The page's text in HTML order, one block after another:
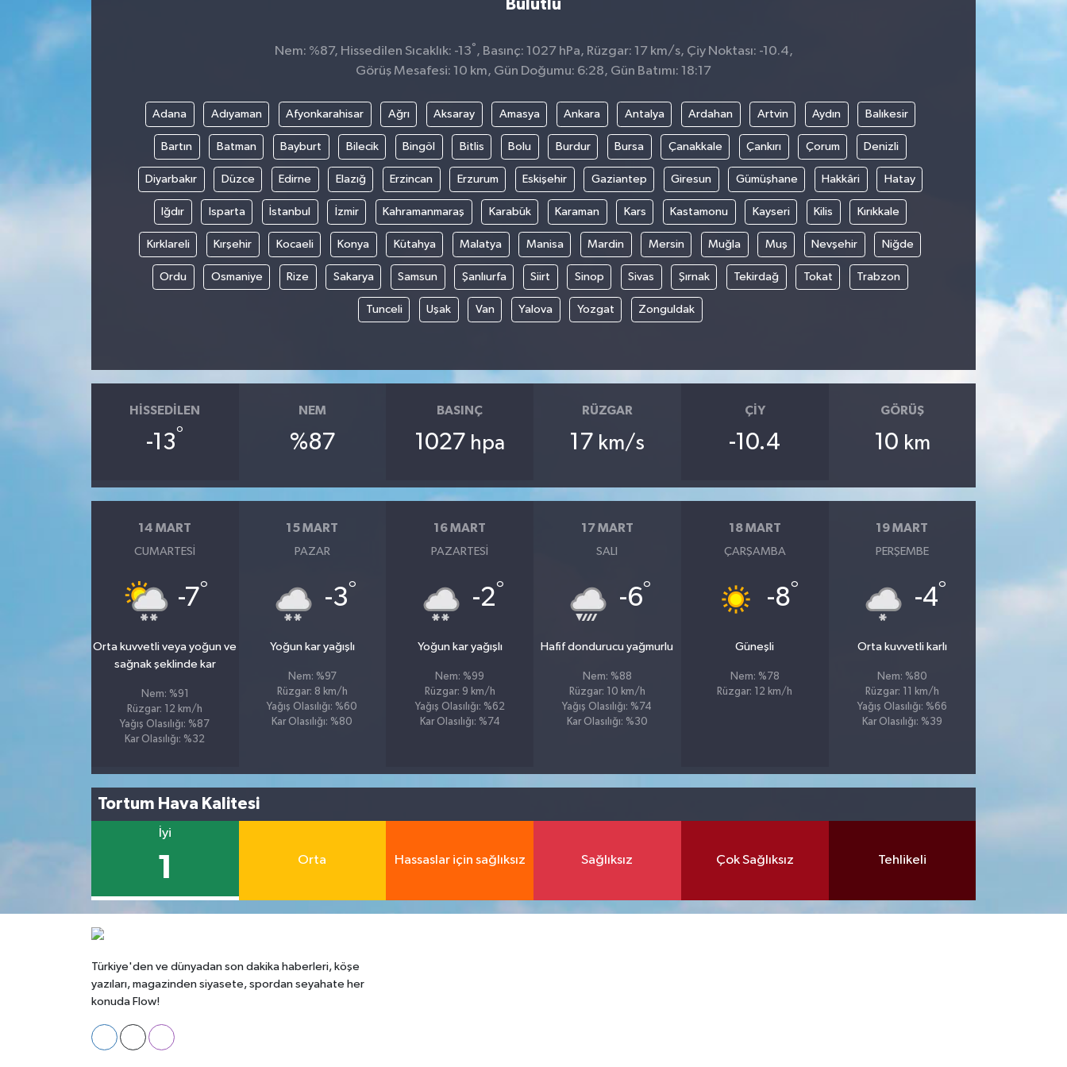
Bulutlu
Nem: %87, Hissedilen Sıcaklık: -13° , Basınç: 1027 hPa, Rüzgar: 17 km/s, Çiy Noktası: -10.4,
Görüş Mesafesi: 10 km, Gün Doğumu: 6:28, Gün Batımı: 18:17
Adana Adıyaman Afyonkarahisar Ağrı Aksaray Amasya Ankara Antalya Ardahan Artvin Aydın Balıkesir
Bartın Batman Bayburt Bilecik Bingöl Bitlis Bolu Burdur Bursa Çanakkale Çankırı Çorum Denizli
Diyarbakır Düzce Edirne Elazığ Erzincan Erzurum Eskişehir Gaziantep Giresun Gümüşhane Hakkâri Hatay
Iğdır Isparta İstanbul İzmir Kahramanmaraş Karabük Karaman Kars Kastamonu Kayseri Kilis Kırıkkale
Kırklareli Kırşehir Kocaeli Konya Kütahya Malatya Manisa Mardin Mersin Muğla Muş Nevşehir Niğde
Ordu Osmaniye Rize Sakarya Samsun Şanlıurfa Siirt Sinop Sivas Şırnak Tekirdağ Tokat Trabzon
Tunceli Uşak Van Yalova Yozgat Zonguldak
HISSEDILEN
-13°
NEM
%87
BASINÇ
1027 hpa
RÜZGAR
17 km/s
ÇIY
-10.4
GÖRÜŞ
10 km
14 MART
CUMARTESI
-7°
Orta kuvvetli veya yoğun ve
sağnak şeklinde kar
Nem: %91
Rüzgar: 12 km/h
Yağış Olasılığı: %87
Kar Olasılığı: %32
15 MART
PAZAR
-3°
Yoğun kar yağışlı
Nem: %97
Rüzgar: 8 km/h
Yağış Olasılığı: %60
Kar Olasılığı: %80
16 MART
PAZARTESI
-2°
Yoğun kar yağışlı
Nem: %99
Rüzgar: 9 km/h
Yağış Olasılığı: %62
Kar Olasılığı: %74
17 MART
SALI
-6°
Hafif dondurucu yağmurlu
Nem: %88
Rüzgar: 10 km/h
Yağış Olasılığı: %74
Kar Olasılığı: %30
18 MART
ÇARŞAMBA
-8°
Güneşli
Nem: %78
Rüzgar: 12 km/h
19 MART
PERŞEMBE
-4°
Orta kuvvetli karlı
Nem: %80
Rüzgar: 11 km/h
Yağış Olasılığı: %66
Kar Olasılığı: %39
Tortum Hava Kalitesi
İyi
1 Orta Hassaslar için sağlıksız Sağlıksız Çok Sağlıksız Tehlikeli
Türkiye'den ve dünyadan son dakika haberleri, köşe
yazıları, magazinden siyasete, spordan seyahate her
konuda Flow!